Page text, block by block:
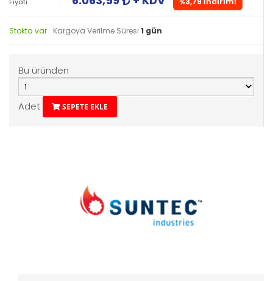
Stokta var Kargoya Verilme Süresi 1 gün
Bu üründen
Adet SEPETE EKLE